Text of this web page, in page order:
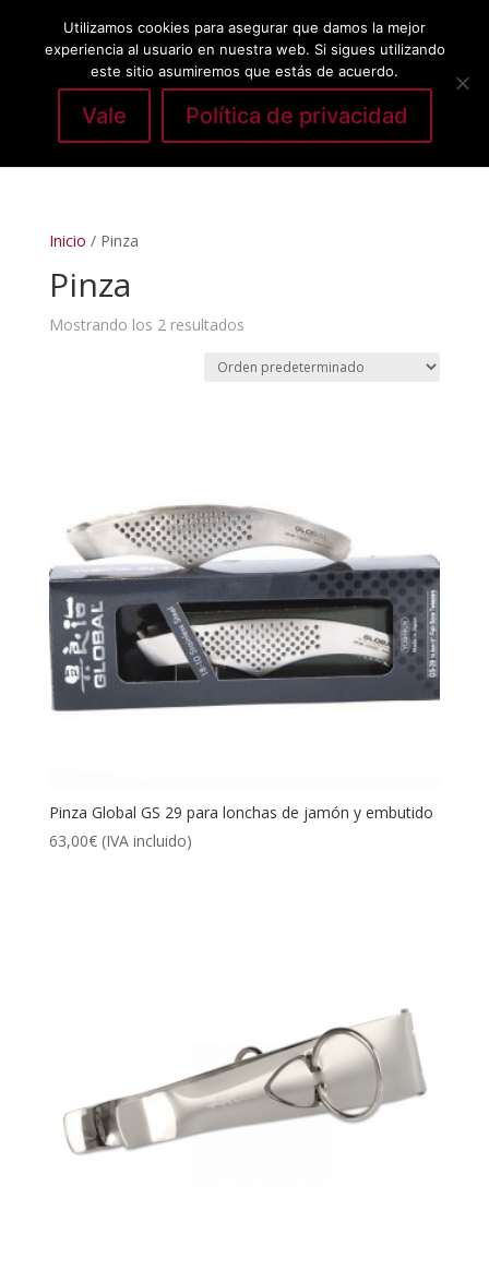
Seleccionar página
Inicio / Pinza
Pinza
Mostrando los 2 resultados
Pinza Global GS 29 para lonchas de jamón y embutido
63,00€ (IVA incluido)
Utilizamos cookies para asegurar que damos la mejor
experiencia al usuario en nuestra web. Si sigues utilizando
este sitio asumiremos que estás de acuerdo.
Vale Política de privacidad